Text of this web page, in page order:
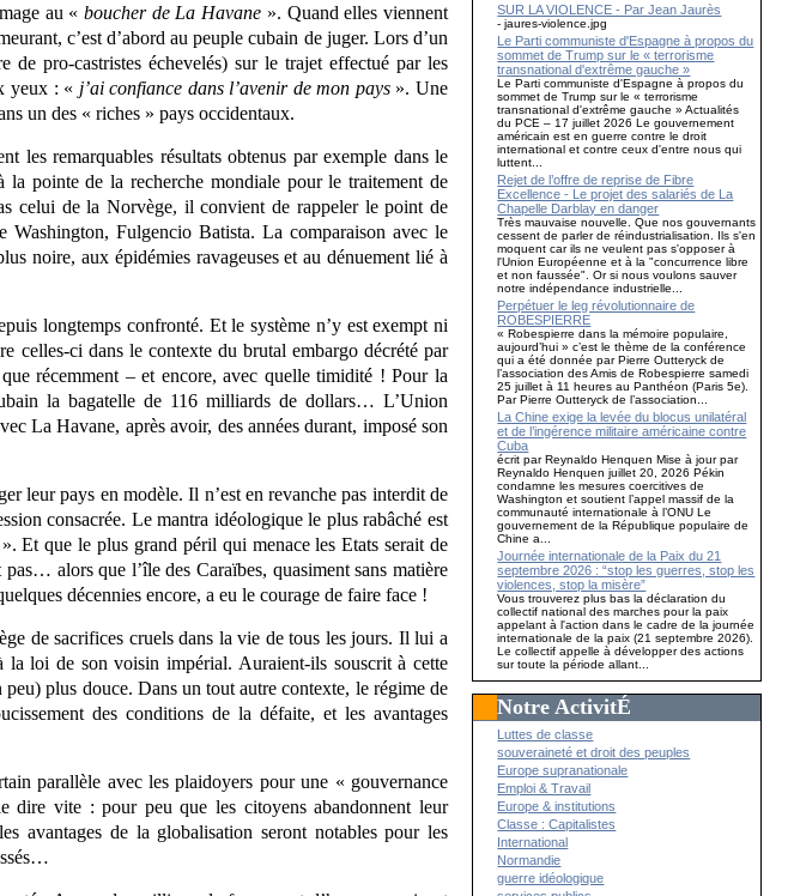
au «boucher de La Havane ». Quand elles viennent
c’est d’abord au peuple cubain de juger. Lors d’un
pro-castristes échevelés) sur le trajet effectué par les
yeux : « j’ai confiance dans l’avenir de mon pays ». Une
un des « riches » pays occidentaux.
les remarquables résultats obtenus par exemple dans le
pointe de la recherche mondiale pour le traitement de
celui de la Norvège, il convient de rappeler le point de
Washington, Fulgencio Batista. La comparaison avec le
noire, aux épidémies ravageuses et au dénuement lié à
longtemps confronté. Et le système n’y est exempt ni
celles-ci dans le contexte du brutal embargo décrété par
récemment – et encore, avec quelle timidité ! Pour la
la bagatelle de 116 milliards de dollars… L’Union
La Havane, après avoir, des années durant, imposé son
leur pays en modèle. Il n’est en revanche pas interdit de
consacrée. Le mantra idéologique le plus rabâché est
Et que le plus grand péril qui menace les Etats serait de
alors que l’île des Caraïbes, quasiment sans matière
décennies encore, a eu le courage de faire face !
de sacrifices cruels dans la vie de tous les jours. Il lui a
la loi de son voisin impérial. Auraient-ils souscrit à cette
plus douce. Dans un tout autre contexte, le régime de
des conditions de la défaite, et les avantages
parallèle avec les plaidoyers pour une « gouvernance
dire vite : pour peu que les citoyens abandonnent leur
avantages de la globalisation seront notables pour les
SUR LA VIOLENCE - Par Jean Jaurès
- jaures-violence.jpg
Le Parti communiste d'Espagne à propos du
sommet de Trump sur le « terrorisme
transnational d'extrême gauche »
Le Parti communiste d'Espagne à propos du
sommet de Trump sur le « terrorisme
transnational d'extrême gauche » Actualités
du PCE – 17 juillet 2026 Le gouvernement
américain est en guerre contre le droit
international et contre ceux d'entre nous qui
luttent...
Rejet de l’offre de reprise de Fibre
Excellence - Le projet des salariés de La
Chapelle Darblay en danger
Très mauvaise nouvelle. Que nos gouvernants
cessent de parler de réindustrialisation. Ils s'en
moquent car ils ne veulent pas s'opposer à
l'Union Européenne et à la "concurrence libre
et non faussée". Or si nous voulons sauver
notre indépendance industrielle...
Perpétuer le leg révolutionnaire de
ROBESPIERRE
« Robespierre dans la mémoire populaire,
aujourd’hui » c’est le thème de la conférence
qui a été donnée par Pierre Outteryck de
l’association des Amis de Robespierre samedi
25 juillet à 11 heures au Panthéon (Paris 5e).
Par Pierre Outteryck de l’association...
La Chine exige la levée du blocus unilatéral
et de l’ingérence militaire américaine contre
Cuba
écrit par Reynaldo Henquen Mise à jour par
Reynaldo Henquen juillet 20, 2026 Pékin
condamne les mesures coercitives de
Washington et soutient l’appel massif de la
communauté internationale à l’ONU Le
gouvernement de la République populaire de
Chine a...
Journée internationale de la Paix du 21
septembre 2026 : “stop les guerres, stop les
violences, stop la misère”
Vous trouverez plus bas la déclaration du
collectif national des marches pour la paix
appelant à l'action dans le cadre de la journée
internationale de la paix (21 septembre 2026).
Le collectif appelle à développer des actions
sur toute la période allant...
Notre ActivitÉ
Luttes de classe
souveraineté et droit des peuples
Europe supranationale
Emploi & Travail
Europe & institutions
Classe : Capitalistes
International
Normandie
guerre idéologique